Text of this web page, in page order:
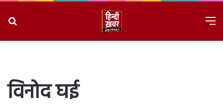
विनोद घई